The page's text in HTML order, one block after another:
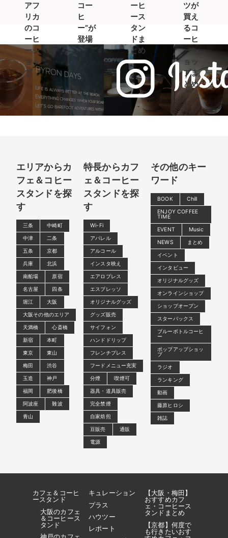
アフ
リカ
のコ
ーヒ
ーシ
ョッ
プ
コー
ヒ
ー”が
登場
ーヒ
ース
タン
ドま
とめ
ツが
買え
るコ
ーヒ
ーシ
ョッ
プま
とめ
エリアからカ
フェ＆コヒー
スタンドを探
す
三条
中崎町
中津
二条
五条
京都
兵庫
北浜
南船場
原宿
名古屋
四条
堀江
大阪
大阪その他のエリア
天満橋
心斎橋
新宿
本町
東京
東山
梅田
渋谷
玉造
神戸
福岡
肥後橋
阿波座
難波
青山
特長からカフ
ェ＆コーヒー
スタンドを探
す
Wi-Fi
アパレル
アルコール
インスタ映え
エアロプレス
エスプレッソ
オリジナルグッズ
グッズ販売
サイフォン
ハンドドリップ
フレンチプレス
フードメニュー充実
分煙
喫煙可
器具・道具販売
完全禁煙
自家焙煎
豆販売
通販
電源
その他のキー
ワード
BOOK
Chill
ENJOY COFFEE
TIME
EVENT
Music
NEWS
まとめ
イベント
インタビュー
オリジナルグッズ
オンラインショップ
ショップオープン
スターバックス
ブルーボトルコーヒ
ー
ポップアップショッ
プ
ラジオ
ランキング
動画
藤原ヒロシ
雑誌
カフェ＆コーヒ
ースタンド
大阪のカフェ
＆コーヒース
タンド
キュレーション
プラス
ハウツー
レポート
【大阪・梅田】
おすすめカフ
ェ・コーヒース
タンドまとめ
【京都】何度で
も行きたいおす